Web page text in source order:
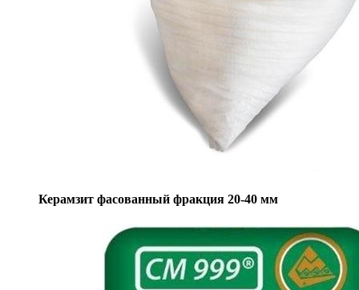
Керамзит фасованный фракция 20-40 мм